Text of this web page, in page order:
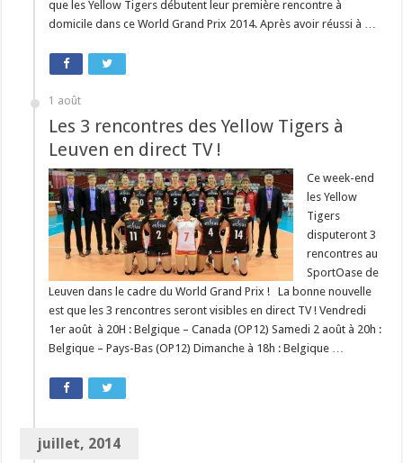
que les Yellow Tigers débutent leur première rencontre à
domicile dans ce World Grand Prix 2014. Après avoir réussi à …
1 août
Les 3 rencontres des Yellow Tigers à
Leuven en direct TV !
Ce week-end
les Yellow
Tigers
disputeront 3
rencontres au
SportOase de
Leuven dans le cadre du World Grand Prix ! La bonne nouvelle
est que les 3 rencontres seront visibles en direct TV ! Vendredi
1er août à 20H : Belgique – Canada (OP12) Samedi 2 août à 20h :
Belgique – Pays-Bas (OP12) Dimanche à 18h : Belgique …
juillet, 2014